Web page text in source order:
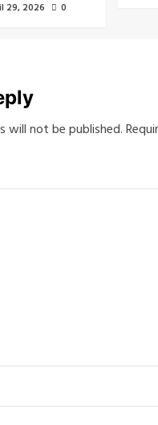
29, 2026 0
will not be published.